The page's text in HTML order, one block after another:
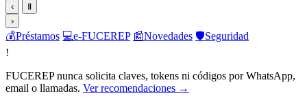
‹
Ⅱ
›
💰Préstamos 💻e-FUCEREP 📰Novedades 🛡️Seguridad
!
FUCEREP nunca solicita claves, tokens ni códigos por WhatsApp,
email o llamadas. Ver recomendaciones →